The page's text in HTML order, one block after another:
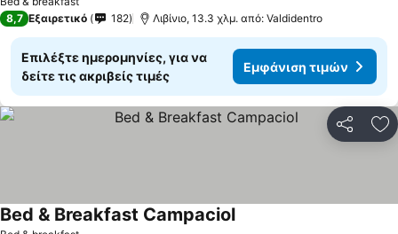
8,7 Εξαιρετικό 182 Λιβίνιο, 13.3 χλμ. από: Valdidentro
Επιλέξτε ημερομηνίες, για να
δείτε τις ακριβείς τιμές
Εμφάνιση τιμών
Bed & Breakfast Campaciol